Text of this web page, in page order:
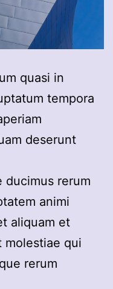
quasi in
tempora
deserunt
ducimus rerum
animi
aliquam et
molestiae qui
rerum